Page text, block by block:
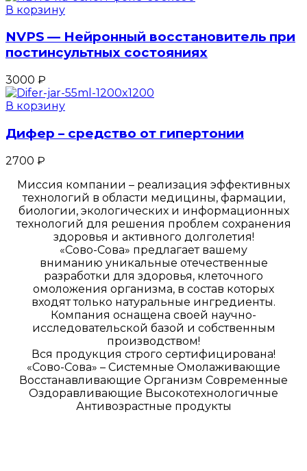
В корзину
NVPS — Нейронный восстановитель при
постинсультных состояниях
3000 ₽
В корзину
Дифер – средство от гипертонии
2700 ₽
Миссия компании – реализация эффективных
технологий в области медицины, фармации,
биологии, экологических и информационных
технологий для решения проблем сохранения
здоровья и активного долголетия!
«Сово-Сова» предлагает вашему
вниманию уникальные отечественные
разработки для здоровья, клеточного
омоложения организма, в состав которых
входят только натуральные ингредиенты.
Компания оснащена своей научно-
исследовательской базой и собственным
производством!
Вся продукция строго сертифицирована!
«Сово-Сова» – Системные Омолаживающие
Восстанавливающие Организм Современные
Оздоравливающие Высокотехнологичные
Антивозрастные продукты